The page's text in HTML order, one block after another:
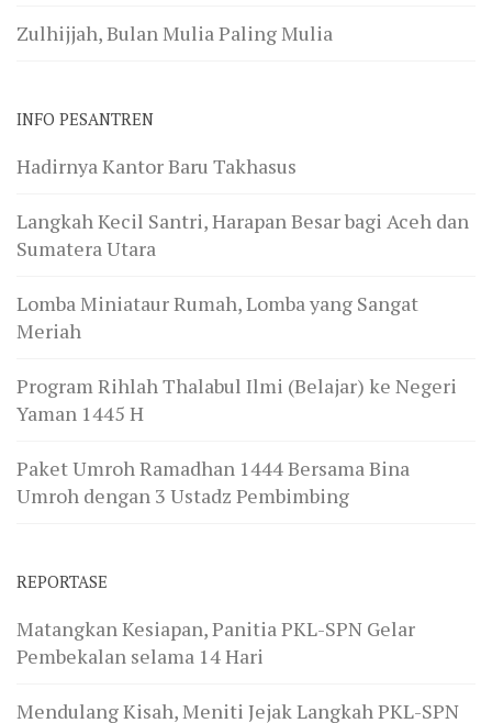
Zulhijjah, Bulan Mulia Paling Mulia
INFO PESANTREN
Hadirnya Kantor Baru Takhasus
Langkah Kecil Santri, Harapan Besar bagi Aceh dan
Sumatera Utara
Lomba Miniataur Rumah, Lomba yang Sangat
Meriah
Program Rihlah Thalabul Ilmi (Belajar) ke Negeri
Yaman 1445 H
Paket Umroh Ramadhan 1444 Bersama Bina
Umroh dengan 3 Ustadz Pembimbing
REPORTASE
Matangkan Kesiapan, Panitia PKL-SPN Gelar
Pembekalan selama 14 Hari
Mendulang Kisah, Meniti Jejak Langkah PKL-SPN